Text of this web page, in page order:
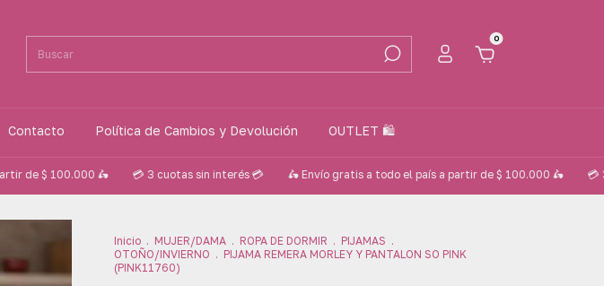
0
Contacto Política de Cambios y Devolución OUTLET 🛍️
🛵 💳 3 cuotas sin interés 💳 🛵 Envío gratis a todo el país a partir de $ 100.000 🛵 💳 3 cuotas
Inicio . MUJER/DAMA . ROPA DE DORMIR . PIJAMAS .
OTOÑO/INVIERNO . PIJAMA REMERA MORLEY Y PANTALON SO PINK
(PINK11760)